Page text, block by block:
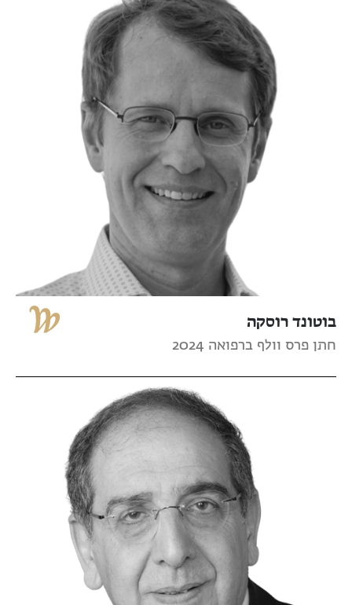
בוטונד רוסקה
חתן פרס וולף ברפואה 2024